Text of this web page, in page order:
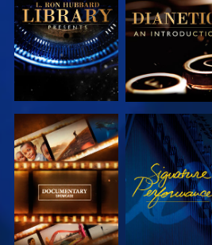
LES SÉRIES
LES SÉRIES
DÉCOUVRIR
LES SÉRIES
REGARDER